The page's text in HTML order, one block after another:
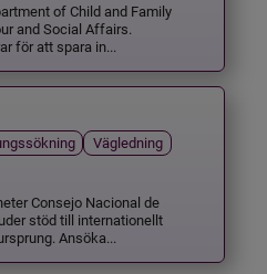
of Child and Family
and Social Affairs.
för att spara in...
Vägledning
Consejo Nacional de
stöd till internationellt
Ansöka...